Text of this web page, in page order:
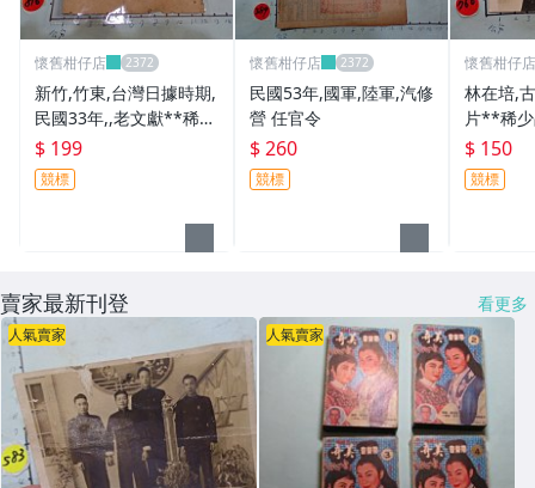
懷舊柑仔店
新竹,竹東,台灣日據時期,
民國33年,,老文獻**稀少
品
$ 199
競標
懷舊柑仔店
民國53年,國軍,陸軍,汽修
營 任官令
$ 260
競標
懷舊柑仔店
林在培,
片**稀
$ 150
競標
賣家最新刊登 看更多
人氣賣家 人氣賣家